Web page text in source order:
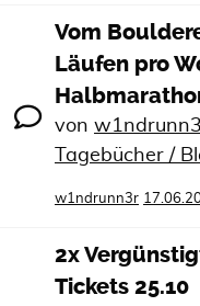
Vom
Läufen pro
von
Tagebücher /
w1ndrunn3r
2x
Tickets 25.10